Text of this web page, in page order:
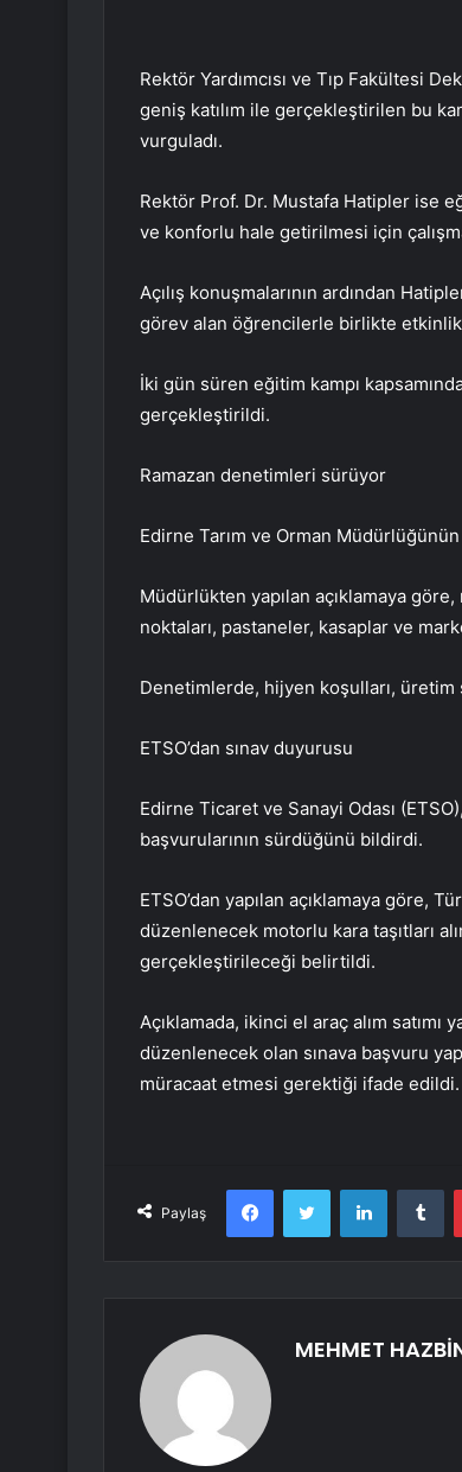
Rektör Yardımcısı ve Tıp Fakültesi
geniş katılım ile gerçekleştirilen bu
vurguladı.
Rektör Prof. Dr. Mustafa Hatipler ise
ve konforlu hale getirilmesi için
Açılış konuşmalarının ardından
görev alan öğrencilerle birlikte etkinlik
İki gün süren eğitim kampı
gerçekleştirildi.
Ramazan denetimleri sürüyor
Edirne Tarım ve Orman
Müdürlükten yapılan açıklamaya
noktaları, pastaneler, kasaplar ve
Denetimlerde, hijyen koşulları,
ETSO’dan sınav duyurusu
Edirne Ticaret ve Sanayi Odası
başvurularının sürdüğünü bildirdi.
ETSO’dan yapılan açıklamaya göre,
düzenlenecek motorlu kara taşıtları
gerçekleştirileceği belirtildi.
Açıklamada, ikinci el araç alım
düzenlenecek olan sınava başvuru
müracaat etmesi gerektiği ifade edildi.
Paylaş
FacebookTwitter LinkedIn
MEHMET